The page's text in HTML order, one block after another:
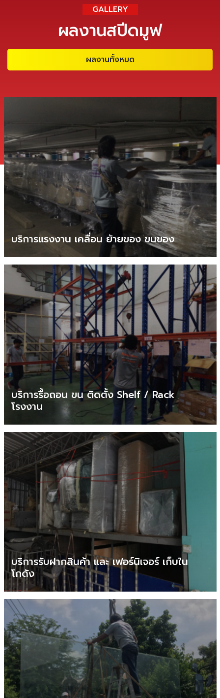
GALLERY
ผลงานสปีดมูฟ
ผลงานทั้งหมด
บริการแรงงาน เคลื่อน ย้ายของ ขนของ
บริการรื้อถอน ขน ติดตั้ง Shelf / Rack
โรงงาน
บริการรับฝากสินค้า และ เฟอร์นิเจอร์ เก็บใน
โกดัง